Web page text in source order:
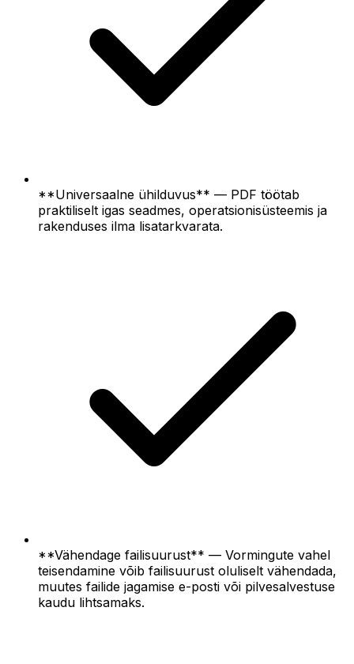
**Universaalne ühilduvus** — PDF töötab
praktiliselt igas seadmes, operatsionisüsteemis ja
rakenduses ilma lisatarkvarata.
**Vähendage failisuurust** — Vormingute vahel
teisendamine võib failisuurust oluliselt vähendada,
muutes failide jagamise e-posti või pilvesalvestuse
kaudu lihtsamaks.